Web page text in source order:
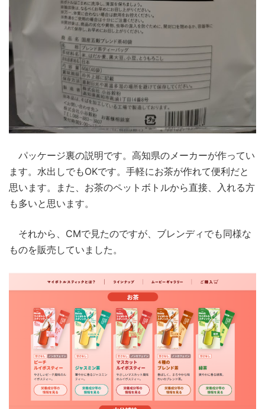
パッケージ裏の説明です。高知県のメーカーが作ってい
ます。水出しでもOKです。手軽にお茶が作れて便利だと
思います。また、お茶のペットボトルから直接、入れる方
も多いと思います。
それから、CMで見たのですが、ブレンディでも同様な
ものを販売していました。